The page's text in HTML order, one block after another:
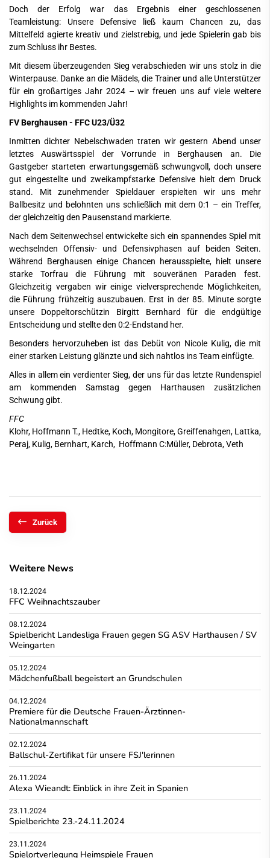
Doch der Erfolg war das Ergebnis einer geschlossenen
Teamleistung: Unsere Defensive ließ kaum Chancen zu, das
Mittelfeld agierte kreativ und zielstrebig, und jede Spielerin gab bis
zum Schluss ihr Bestes.
Mit diesem überzeugenden Sieg verabschieden wir uns stolz in die
Winterpause. Danke an die Mädels, die Trainer und alle Unterstützer
für ein großartiges Jahr 2024 – wir freuen uns auf viele weitere
Highlights im kommenden Jahr!
FV Berghausen - FFC U23/Ü32
Inmitten dichter Nebelschwaden traten wir gestern Abend unser
letztes Auswärtsspiel der Vorrunde in Berghausen an. Die
Gastgeber starteten erwartungsgemäß schwungvoll, doch unsere
gut eingestellte und zweikampfstarke Defensive hielt dem Druck
stand. Mit zunehmender Spieldauer erspielten wir uns mehr
Ballbesitz und belohnten uns schließlich mit dem 0:1 – ein Treffer,
der gleichzeitig den Pausenstand markierte.
Nach dem Seitenwechsel entwickelte sich ein spannendes Spiel mit
wechselnden Offensiv- und Defensivphasen auf beiden Seiten.
Während Berghausen einige Chancen herausspielte, hielt unsere
starke Torfrau die Führung mit souveränen Paraden fest.
Gleichzeitig vergaben wir einige vielversprechende Möglichkeiten,
die Führung frühzeitig auszubauen. Erst in der 85. Minute sorgte
unsere Doppeltorschützin Birgitt Bernhard für die endgültige
Entscheidung und stellte den 0:2-Endstand her.
Besonders hervorzuheben ist das Debüt von Nicole Kulig, die mit
einer starken Leistung glänzte und sich nahtlos ins Team einfügte.
Alles in allem ein verdienter Sieg, der uns für das letzte Rundenspiel
am kommenden Samstag gegen Harthausen zusätzlichen
Schwung gibt.
FFC
Klohr, Hoffmann T., Hedtke, Koch, Mongitore, Greiffenahgen, Lattka,
Peraj, Kulig, Bernhart, Karch, Hoffmann C:Müller, Debrota, Veth
Zurück
Weitere News
18.12.2024
FFC Weihnachtszauber
08.12.2024
Spielbericht Landesliga Frauen gegen SG ASV Harthausen / SV
Weingarten
05.12.2024
Mädchenfußball begeistert an Grundschulen
04.12.2024
Premiere für die Deutsche Frauen-Ärztinnen-
Nationalmannschaft
02.12.2024
Ballschul-Zertifikat für unsere FSJ'lerinnen
26.11.2024
Alexa Wieandt: Einblick in ihre Zeit in Spanien
23.11.2024
Spielberichte 23.-24.11.2024
23.11.2024
Spielortverlegung Heimspiele Frauen